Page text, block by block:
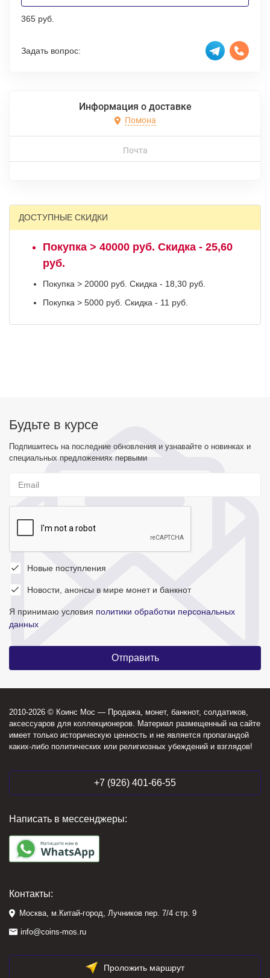
365 руб.
Задать вопрос:
Информация о доставке
Помона
Почта
ДОСТУПНЫЕ СКИДКИ
Покупка > 40000 руб. Скидка - 25,60
руб.
Покупка > 20000 руб. Скидка - 18,30 руб.
Покупка > 5000 руб. Скидка - 11 руб.
Будьте в курсе
Подпишитесь на последние обновления и узнавайте о новинках и
специальных предложениях первыми
Новые поступления
Новости, анонсы в мире монет и банкнот
Я принимаю условия политики обработки персональных
данных
2010-2026 © Коинс Мос — Продажа, монет, банкнот, солдатиков,
аксессуаров для коллекционеров. Материал размещенный на сайте
имеет только историческую ценность и не является пропагандой
каких-либо политических или религиозных убеждений и взглядов!
+7 (926) 401-66-55
Написать в мессенджеры:
Контакты:
Москва, м.Китай-город, Лучников пер. 7/4 стр. 9
info@coins-mos.ru
Проложить маршрут